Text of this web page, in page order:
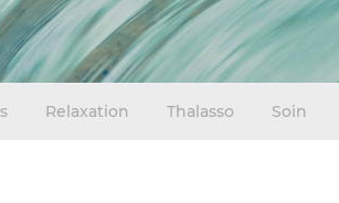
Relaxation Thalasso Soin